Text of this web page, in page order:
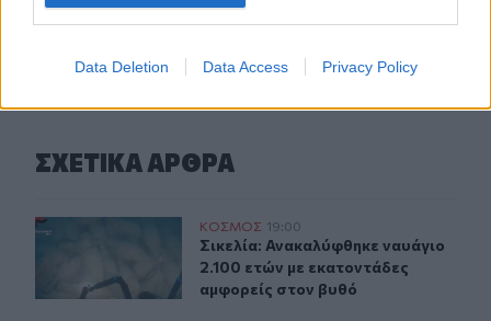
Data Deletion Data Access Privacy Policy
ΣΧΕΤΙΚA AΡΘΡΑ
Σικελία: Ανακαλύφθηκε ναυάγιο 2.100 ετών με
ΚΟΣΜΟΣ 19:00
Σικελία: Ανακαλύφθηκε ναυάγιο
Σικελία: Ανακαλύφθηκε ναυάγιο
2.100 ετών με εκατοντάδες
αμφορείς στον βυθό